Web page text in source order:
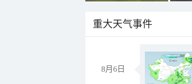
重大天气事件
8月6日